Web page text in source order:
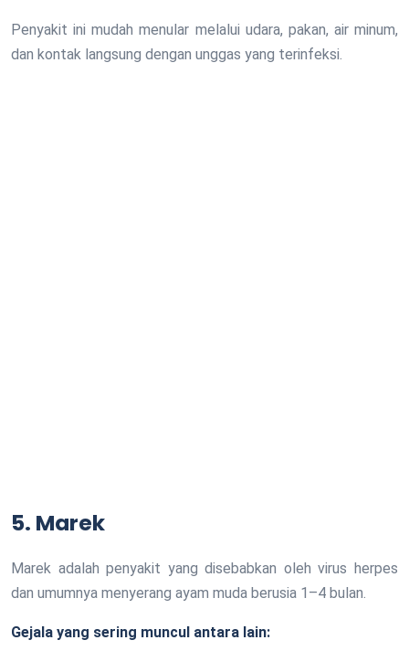
Penyakit ini mudah menular melalui udara, pakan, air minum,
dan kontak langsung dengan unggas yang terinfeksi.
5. Marek
Marek adalah penyakit yang disebabkan oleh virus herpes
dan umumnya menyerang ayam muda berusia 1–4 bulan.
Gejala yang sering muncul antara lain: